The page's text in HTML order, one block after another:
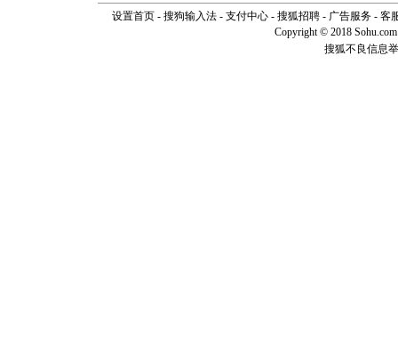
你是我专
[元旦]
如
起；二是
离。水晶
设置首页- 搜狗输入法- 支付中心- 搜狐招聘- 广告服务- 客
Copyright © 2018
搜狐不良信息